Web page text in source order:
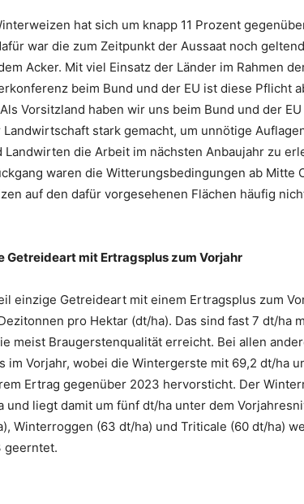
hat sich um knapp 11 Prozent
war die zum Zeitpunkt der Aussaat noch
Acker. Mit viel Einsatz der Länder im Rahmen
beim Bund und der EU ist diese Pflicht
Vorsitzland haben wir uns beim Bund und der
stark gemacht, um unnötige
die Arbeit im nächsten Anbaujahr zu
waren die Witterungsbedingungen ab Mitte
auf den dafür vorgesehenen Flächen häufig
Getreideart mit Ertragsplus zum Vorjahr
einzige Getreideart mit einem Ertragsplus zum
pro Hektar (dt/ha). Das sind fast 7 dt/ha
meist Braugerstenqualität erreicht. Bei allen
im Vorjahr, wobei die Wintergerste mit 69,2 dt/ha
Ertrag gegenüber 2023 hervorsticht. Der
und liegt damit um fünf dt/ha unter dem
Winterroggen (63 dt/ha) und Triticale (60 dt/ha)
geerntet.